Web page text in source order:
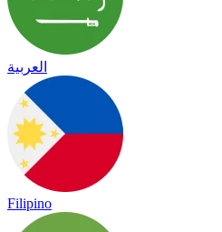
العربية
Filipino